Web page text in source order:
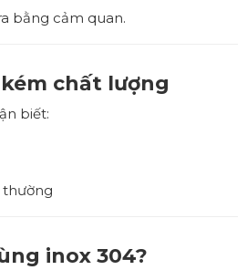
bằng cảm quan.
chất lượng
biết:
thường
inox 304?